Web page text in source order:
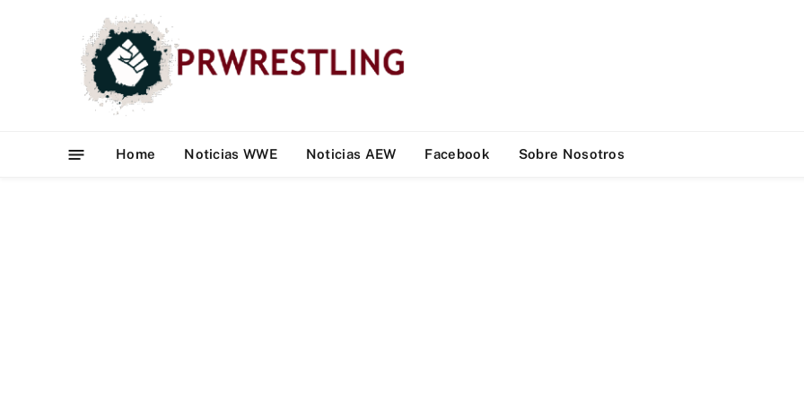
Home Noticias WWE Noticias AEW Facebook Sobre Nosotros